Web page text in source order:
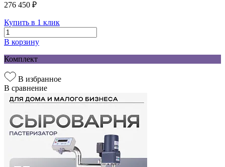
276 450 ₽
Купить в 1 клик
В корзину
Комплект
В избранное
В сравнение